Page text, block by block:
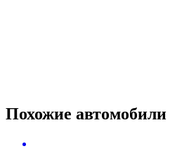
Похожие автомобили